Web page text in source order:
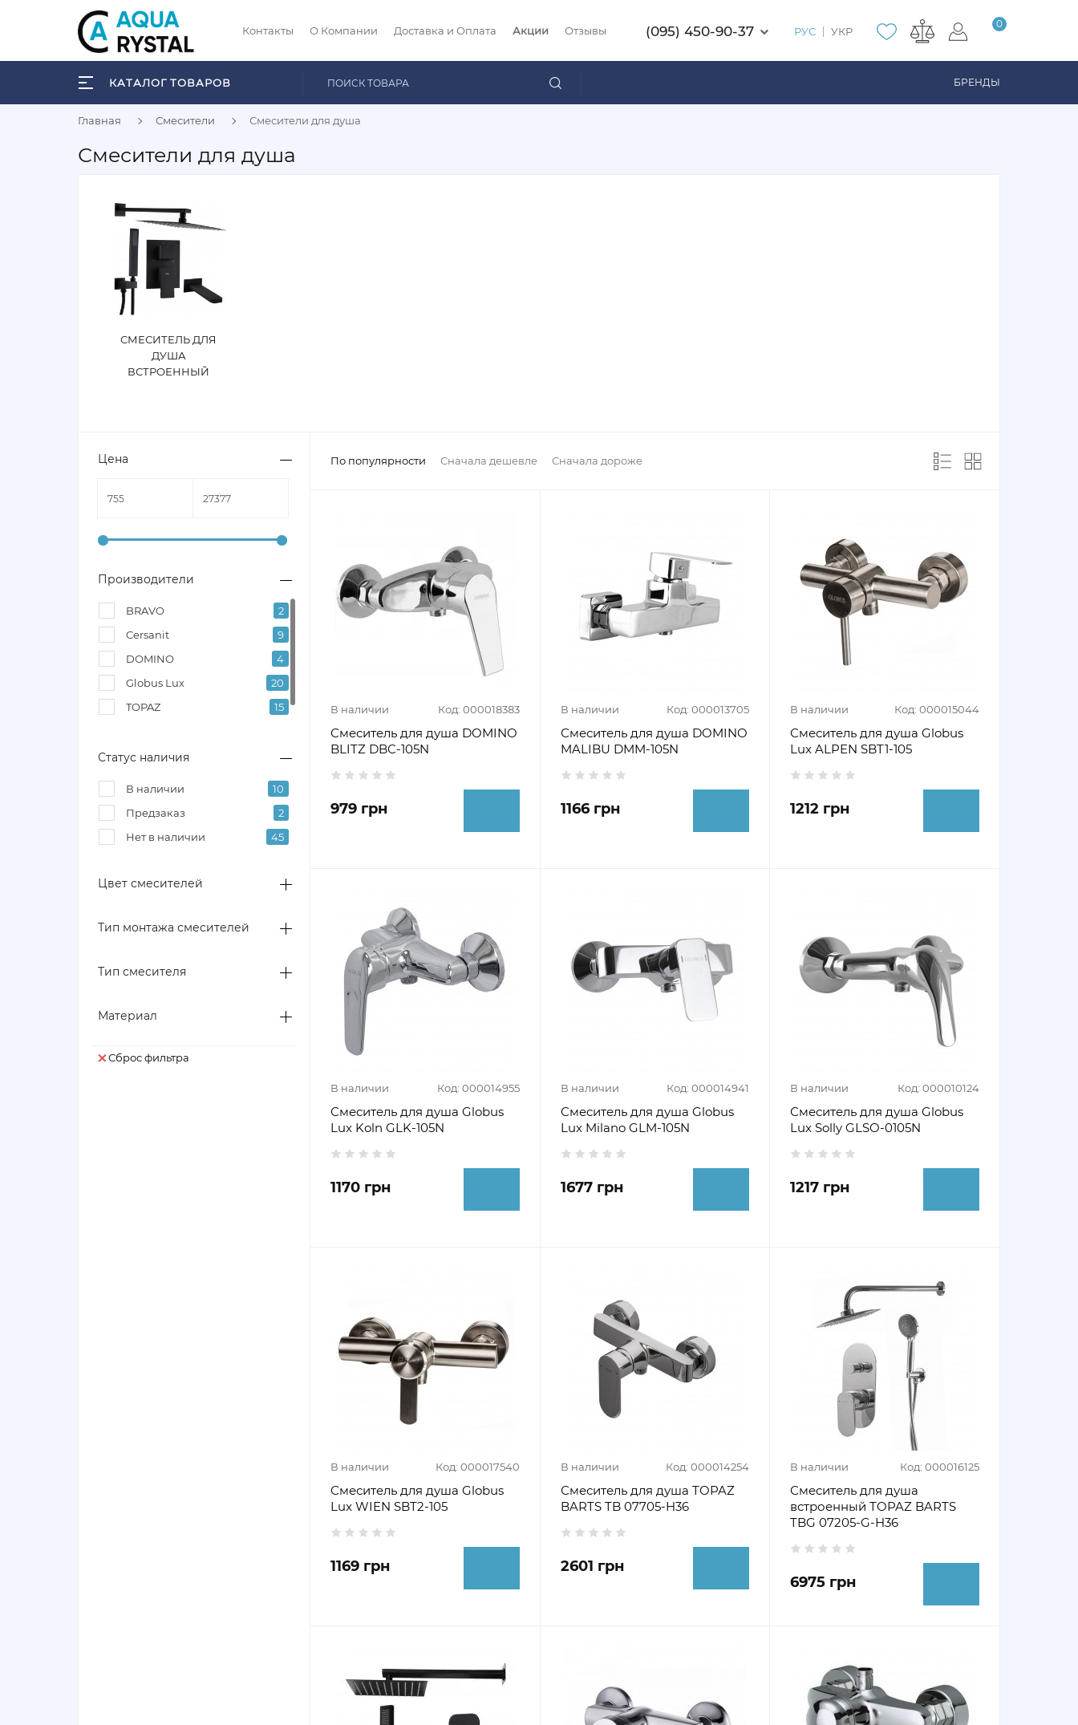
Контакты О Компании Доставка и Оплата Акции Отзывы
0
РУС УКР
(095) 450-90-37
БРЕНДЫ
КАТАЛОГ ТОВАРОВ
Главная Смесители Смесители для душа
Смесители для душа
СМЕСИТЕЛЬ ДЛЯ
ДУША
ВСТРОЕННЫЙ
Цена
Производители
BRAVO
2
Cersanit
9
DOMINO
4
Globus Lux
20
TOPAZ
15
Статус наличия
В наличии
10
Предзаказ
2
Нет в наличии
45
Цвет смесителей
Тип монтажа смесителей
Тип смесителя
Материал
Сброс фильтра
По популярности Сначала дешевле Сначала дороже
В наличии Код: 000018383
Смеситель для душа DOMINO
BLITZ DBC-105N
979 грн
В наличии Код: 000013705
Смеситель для душа DOMINO
MALIBU DMM-105N
1166 грн
В наличии Код: 000015044
Смеситель для душа Globus
Lux ALPEN SBT1-105
1212 грн
В наличии Код: 000014955
Смеситель для душа Globus
Lux Koln GLK-105N
1170 грн
В наличии Код: 000014941
Смеситель для душа Globus
Lux Milano GLM-105N
1677 грн
В наличии Код: 000010124
Смеситель для душа Globus
Lux Solly GLSO-0105N
1217 грн
В наличии Код: 000017540
Смеситель для душа Globus
Lux WIEN SBT2-105
1169 грн
В наличии Код: 000014254
Смеситель для душа TOPAZ
BARTS TB 07705-H36
2601 грн
В наличии Код: 000016125
Смеситель для душа
встроенный TOPAZ BARTS
TBG 07205-G-H36
6975 грн